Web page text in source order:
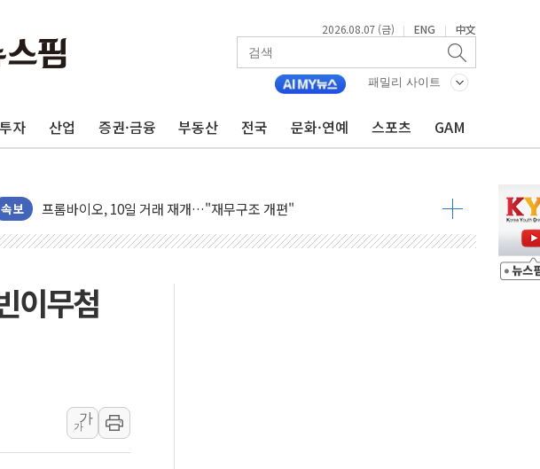
2026.08.07 (금) | ENG | 中文
패밀리 사이트
자 산업 증권·금융 부동산 전국 문화·연예 스포츠 GAM
속보
'변기 수리' 집주인에게 흉기 휘두른 30대 세입자…경찰, 현행범 체포
워트, 상반기 영업이익 30억원
NH농협생명, 농작업 중 온열질환 보장…폭염기 신속 보상 강화
아바코, 2분기 매출 120억원
보로노이, 폐암 치료제 'VRN11' 캐나다 IND 신청
푸본현대생명, 육군 3군단과 군 장병 금융교육·전역 지원 협약
컴투스 '제우스: 오만의 신' 26일 출시, 유저의 캐릭터가 AI로 플레이한다
네이버 클립, 시청 만으로 혜택 얻는 피드코인 이벤트 진행
이무첨
가
가